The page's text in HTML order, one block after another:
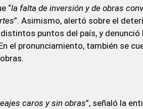
“la falta de inversión y de obras
”. Asimismo, alertó sobre el
puntos del país, y
el pronunciamiento, también se
caros y sin obras”, señaló la